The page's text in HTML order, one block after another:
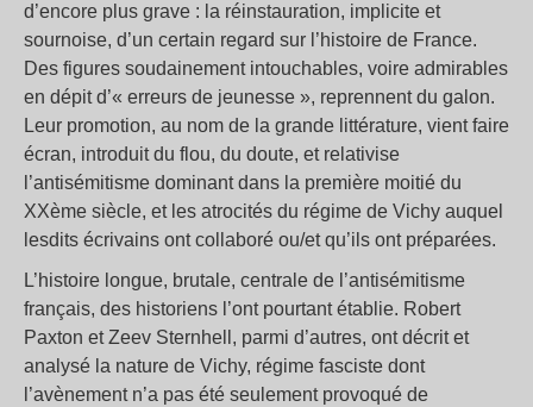
d’encore plus grave : la réinstauration, implicite et
sournoise, d’un certain regard sur l’histoire de France.
Des figures soudainement intouchables, voire admirables
en dépit d’« erreurs de jeunesse », reprennent du galon.
Leur promotion, au nom de la grande littérature, vient faire
écran, introduit du flou, du doute, et relativise
l’antisémitisme dominant dans la première moitié du
XXème siècle, et les atrocités du régime de Vichy auquel
lesdits écrivains ont collaboré ou/et qu’ils ont préparées.
L’histoire longue, brutale, centrale de l’antisémitisme
français, des historiens l’ont pourtant établie. Robert
Paxton et Zeev Sternhell, parmi d’autres, ont décrit et
analysé la nature de Vichy, régime fasciste dont
l’avènement n’a pas été seulement provoqué de